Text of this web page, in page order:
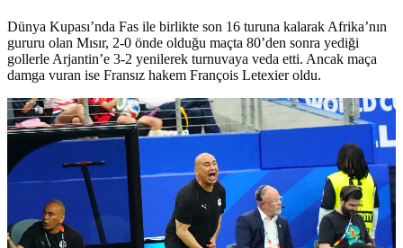
Dünya Kupası’nda Fas ile birlikte son 16 turuna kalarak Afrika’nın
gururu olan Mısır, 2-0 önde olduğu maçta 80’den sonra yediği
gollerle Arjantin’e 3-2 yenilerek turnuvaya veda etti. Ancak maça
damga vuran ise Fransız hakem François Letexier oldu.